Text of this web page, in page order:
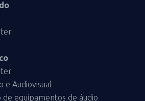
e Audiovisual
de equipamentos de áudio